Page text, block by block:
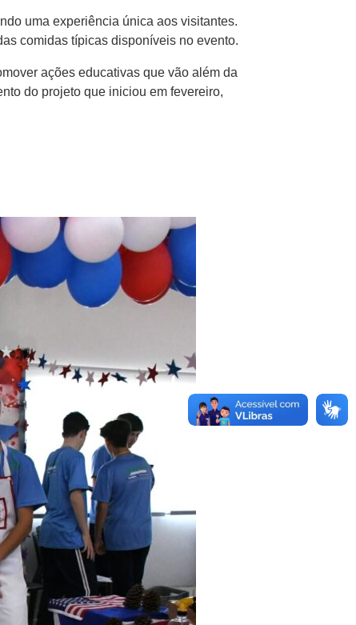
uma experiência única aos visitantes.
comidas típicas disponíveis no evento.
ações educativas que vão além da
do projeto que iniciou em fevereiro,